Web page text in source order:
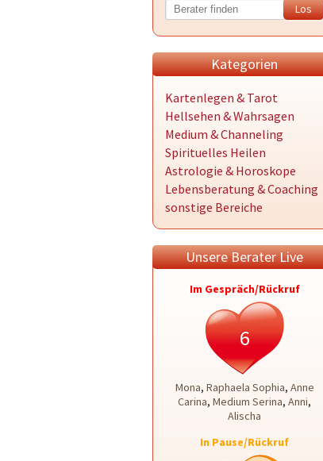
Kategorien
Kartenlegen & Tarot
Hellsehen & Wahrsagen
Medium & Channeling
Spirituelles Heilen
Astrologie & Horoskope
Lebensberatung & Coaching
sonstige Bereiche
Unsere Berater Live
Im Gespräch/Rückruf
6
Mona, Raphaela Sophia, Anne
Carina, Medium Serina, Anni,
Alischa
In Pause/Rückruf